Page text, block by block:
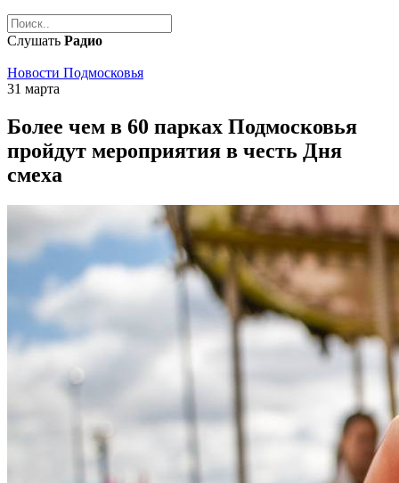
Слушать Радио
Новости Подмосковья
31 марта
Более чем в 60 парках Подмосковья
пройдут мероприятия в честь Дня
смеха